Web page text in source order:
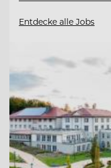
Entdecke alle Jobs